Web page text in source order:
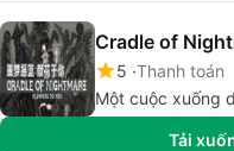
Cradle of
5 Thanh toán
Một cuộc xuống
Tải